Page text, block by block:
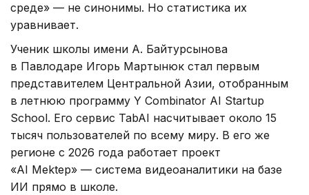
среде» — не синонимы. Но статистика их
уравнивает.
Ученик школы имени А. Байтурсынова
в Павлодаре Игорь Мартынюк стал первым
представителем Центральной Азии, отобранным
в летнюю программу Y Combinator AI Startup
School. Его сервис TabAI насчитывает около 15
тысяч пользователей по всему миру. В его же
регионе с 2026 года работает проект
«AI Mektep» — система видеоаналитики на базе
ИИ прямо в школе.